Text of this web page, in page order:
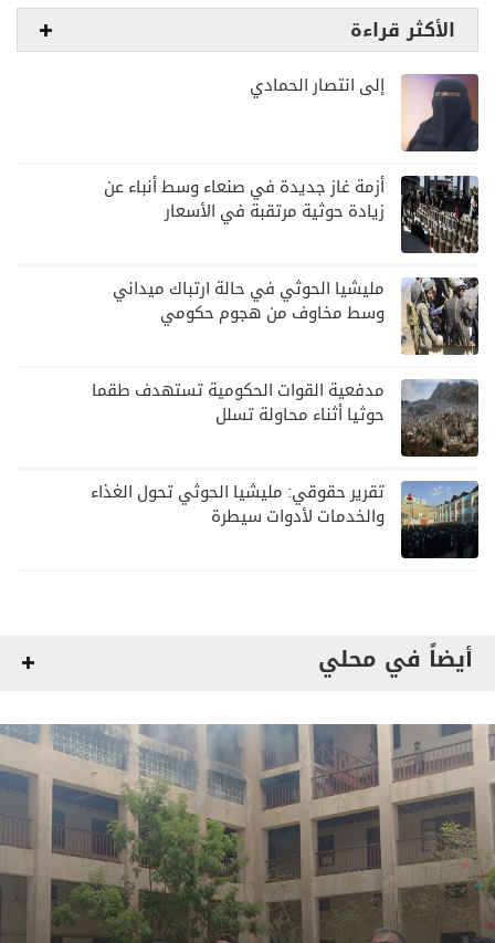
الأكثر قراءة
إلى انتصار الحمادي
أزمة غاز جديدة في صنعاء وسط أنباء عن
زيادة حوثية مرتقبة في الأسعار
مليشيا الحوثي في حالة ارتباك ميداني
وسط مخاوف من هجوم حكومي
مدفعية القوات الحكومية تستهدف طقما
حوثيا أثناء محاولة تسلل
تقرير حقوقي: مليشيا الحوثي تحول الغذاء
والخدمات لأدوات سيطرة
أيضاً في محلي